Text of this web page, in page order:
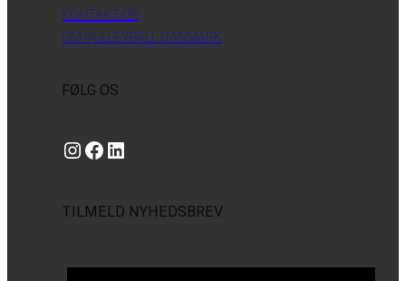
KONTAKT OS
OM VOLLEYBALL DANMARK
FØLG OS
Instagram https://www.facebook.com/danishbeachvolleytour LinkedIn
TILMELD NYHEDSBREV